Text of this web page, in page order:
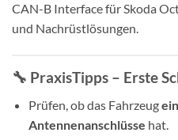
CAN-B Interface für Skoda
und Nachrüstlösungen.
🔧 PraxisTipps – Erste
Prüfen, ob das Fahrzeug
Antennenanschlüsse hat.